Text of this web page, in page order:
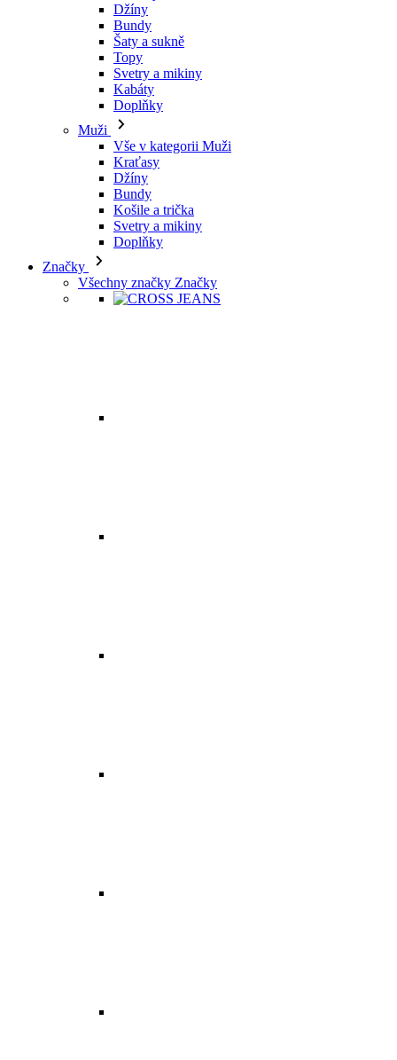
Džíny
Bundy
Šaty a sukně
Topy
Svetry a mikiny
Kabáty
Doplňky
Muži
Vše v kategorii Muži
Kraťasy
Džíny
Bundy
Košile a trička
Svetry a mikiny
Doplňky
Značky
Všechny značky Značky